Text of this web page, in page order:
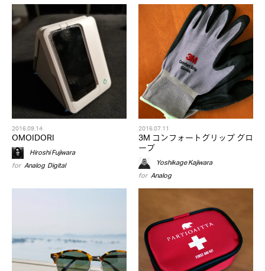
2016.09.14
OMOIDORI
Hiroshi Fujiwara
for Analog,Digital
2016.07.11
3M コンフォートグリップ グロ
ーブ
Yoshikage Kajiwara
for Analog